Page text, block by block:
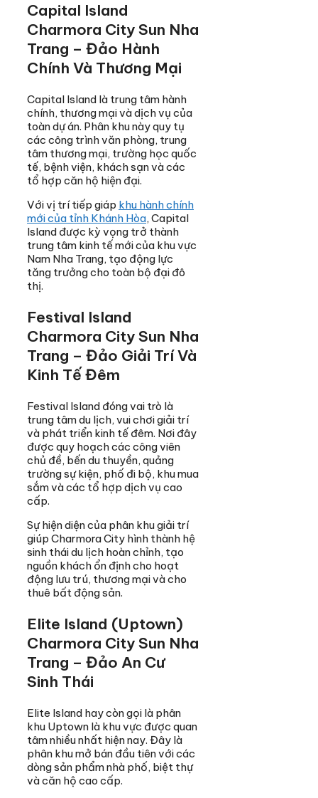
Capital Island
Charmora City Sun Nha
Trang – Đảo Hành
Chính Và Thương Mại
Capital Island là trung tâm hành
chính, thương mại và dịch vụ của
toàn dự án. Phân khu này quy tụ
các công trình văn phòng, trung
tâm thương mại, trường học quốc
tế, bệnh viện, khách sạn và các
tổ hợp căn hộ hiện đại.
Với vị trí tiếp giáp khu hành chính
mới của tỉnh Khánh Hòa, Capital
Island được kỳ vọng trở thành
trung tâm kinh tế mới của khu vực
Nam Nha Trang, tạo động lực
tăng trưởng cho toàn bộ đại đô
thị.
Festival Island
Charmora City Sun Nha
Trang – Đảo Giải Trí Và
Kinh Tế Đêm
Festival Island đóng vai trò là
trung tâm du lịch, vui chơi giải trí
và phát triển kinh tế đêm. Nơi đây
được quy hoạch các công viên
chủ đề, bến du thuyền, quảng
trường sự kiện, phố đi bộ, khu mua
sắm và các tổ hợp dịch vụ cao
cấp.
Sự hiện diện của phân khu giải trí
giúp Charmora City hình thành hệ
sinh thái du lịch hoàn chỉnh, tạo
nguồn khách ổn định cho hoạt
động lưu trú, thương mại và cho
thuê bất động sản.
Elite Island (Uptown)
Charmora City Sun Nha
Trang – Đảo An Cư
Sinh Thái
Elite Island hay còn gọi là phân
khu Uptown là khu vực được quan
tâm nhiều nhất hiện nay. Đây là
phân khu mở bán đầu tiên với các
dòng sản phẩm nhà phố, biệt thự
và căn hộ cao cấp.